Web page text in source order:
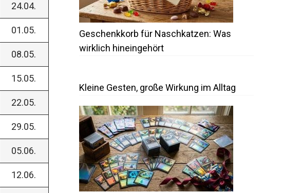
24.04.
01.05.
08.05.
15.05.
22.05.
29.05.
05.06.
12.06.
Geschenkkorb für Naschkatzen: Was
wirklich hineingehört
Kleine Gesten, große Wirkung im Alltag